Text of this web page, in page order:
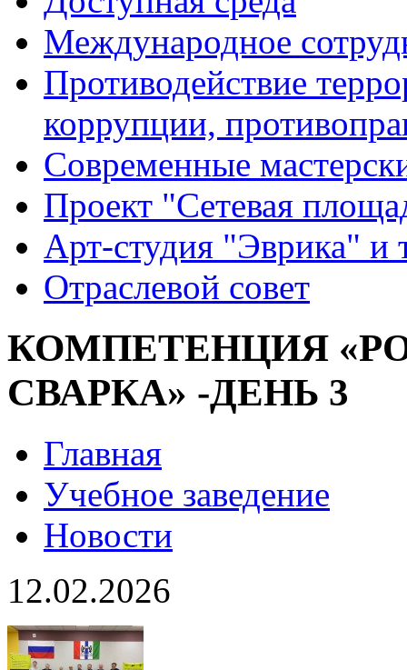
Международное
Противодействие
коррупции,
Современные
Проект "Сетевая
Арт-студия "Эврика" и
Отраслевой совет
КОМПЕТЕНЦИЯ
СВАРКА» -ДЕНЬ 3
Главная
Учебное заведение
Новости
12.02.2026